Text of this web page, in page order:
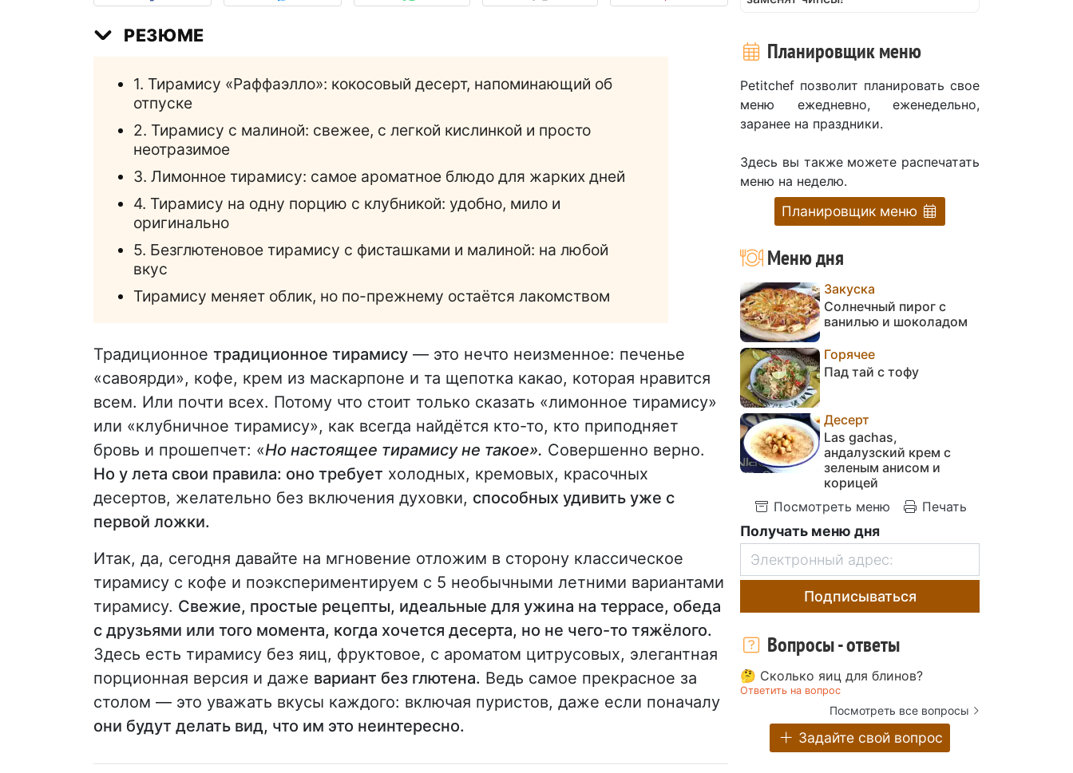
РЕЗЮМЕ
1. Тирамису «Раффаэлло»: кокосовый десерт, напоминающий об
отпуске
2. Тирамису с малиной: свежее, с легкой кислинкой и просто
неотразимое
3. Лимонное тирамису: самое ароматное блюдо для жарких дней
4. Тирамису на одну порцию с клубникой: удобно, мило и
оригинально
5. Безглютеновое тирамису с фисташками и малиной: на любой
вкус
Тирамису меняет облик, но по-прежнему остаётся лакомством
Традиционное традиционное тирамису — это нечто неизменное: печенье
«савоярди», кофе, крем из маскарпоне и та щепотка какао, которая нравится
всем. Или почти всех. Потому что стоит только сказать «лимонное тирамису»
или «клубничное тирамису», как всегда найдётся кто-то, кто приподняет
бровь и прошепчет: «Но настоящее тирамису не такое». Совершенно верно.
Но у лета свои правила: оно требует холодных, кремовых, красочных
десертов, желательно без включения духовки, способных удивить уже с
первой ложки.
Итак, да, сегодня давайте на мгновение отложим в сторону классическое
тирамису с кофе и поэкспериментируем с 5 необычными летними вариантами
тирамису. Свежие, простые рецепты, идеальные для ужина на террасе, обеда
с друзьями или того момента, когда хочется десерта, но не чего-то тяжёлого.
Здесь есть тирамису без яиц, фруктовое, с ароматом цитрусовых, элегантная
порционная версия и даже вариант без глютена. Ведь самое прекрасное за
столом — это уважать вкусы каждого: включая пуристов, даже если поначалу
они будут делать вид, что им это неинтересно.
Планировщик меню
Petitchef позволит планировать свое
меню ежедневно, еженедельно,
заранее на праздники.
Здесь вы также можете распечатать
меню на неделю.
Планировщик меню
Меню дня
Закуска
Солнечный пирог с
ванилью и шоколадом
Горячее
Пад тай с тофу
Десерт
Las gachas,
андалузский крем с
зеленым анисом и
корицей
Посмотреть меню
Печать
Получать меню дня
Подписываться
Вопросы - ответы
🤔 Сколько яиц для блинов?
Ответить на вопрос
Посмотреть все вопросы
Задайте свой вопрос